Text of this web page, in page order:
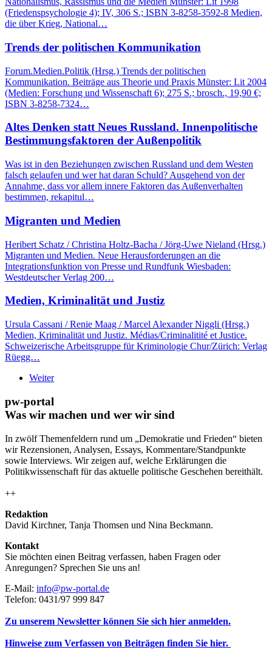
(Friedenspsychologie 4); IV, 306 S.; ISBN 3-8258-3592-8 Medien,
die über Krieg, National…
Trends der politischen Kommunikation
Forum.Medien.Politik (Hrsg.) Trends der politischen
Kommunikation. Beiträge aus Theorie und Praxis Münster: Lit 2004
(Medien: Forschung und Wissenschaft 6); 275 S.; brosch., 19,90 €;
ISBN 3-8258-7324…
Altes Denken statt Neues Russland. Innenpolitische
Bestimmungsfaktoren der Außenpolitik
Was ist in den Beziehungen zwischen Russland und dem Westen
falsch gelaufen und wer hat daran Schuld? Ausgehend von der
Annahme, dass vor allem innere Faktoren das Außenverhalten
bestimmen, rekapitul…
Migranten und Medien
Heribert Schatz / Christina Holtz-Bacha / Jörg-Uwe Nieland (Hrsg.)
Migranten und Medien. Neue Herausforderungen an die
Integrationsfunktion von Presse und Rundfunk Wiesbaden:
Westdeutscher Verlag 200…
Medien, Kriminalität und Justiz
Ursula Cassani / Renie Maag / Marcel Alexander Niggli (Hrsg.)
Medien, Kriminalität und Justiz. Médias/Criminalitité et Justice.
Schweizerische Arbeitsgruppe für Kriminologie Chur/Zürich: Verlag
Rüegg…
Weiter
pw-portal
Was wir machen und wer wir sind
In zwölf Themenfeldern rund um „Demokratie und Frieden“ bieten
wir Rezensionen, Analysen, Essays, Kommentare/Standpunkte
sowie Interviews. Wir zeigen auf, welche Erklärungen die
Politikwissenschaft für das aktuelle politische Geschehen bereithält.
++
Redaktion
David Kirchner, Tanja Thomsen und Nina Beckmann.
Kontakt
Sie möchten einen Beitrag verfassen, haben Fragen oder
Anregungen? Sprechen Sie uns an!
E-Mail: info@pw-portal.de
Telefon: 0431/97 999 847
Zu unserem Newsletter können Sie sich hier anmelden.
Hinweise zum Verfassen von Beiträgen finden Sie hier.